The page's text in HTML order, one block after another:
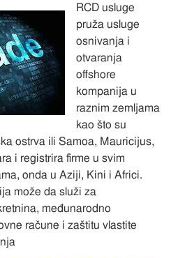
RCD usluge
pruža usluge
osnivanja i
otvaranja
offshore
kompanija u
raznim zemljama
kao što su
ostrva ili Samoa, Mauricijus,
i registrira firme u svim
onda u Aziji, Kini i Africi.
može da služi za
međunarodno
račune i zaštitu vlastite